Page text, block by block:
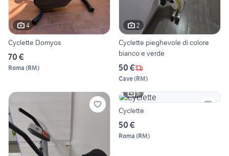
4
Cyclette Domyos
70 €
Roma (RM)
2
Cyclette pieghevole di colore
bianco e verde
50 €
Cave(RM)
5
Cyclette
50 €
Roma (RM)